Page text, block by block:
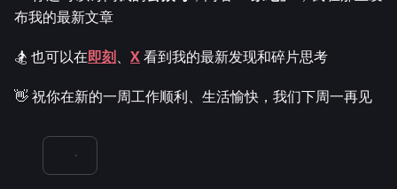
布我的最新文章
🏂 也可以在即刻、 X看到我的最新发现和碎片思考
👋 祝你在新的一周工作顺利、生活愉快，我们下周一再见